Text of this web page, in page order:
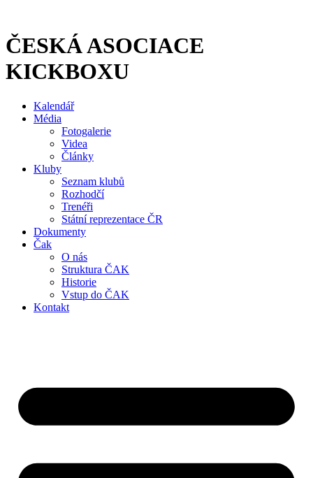
obsahu
ČESKÁ ASOCIACE
KICKBOXU
Kalendář
Média
Fotogalerie
Videa
Články
Kluby
Seznam klubů
Rozhodčí
Trenéři
Státní reprezentace ČR
Dokumenty
Čak
O nás
Struktura ČAK
Historie
Vstup do ČAK
Kontakt